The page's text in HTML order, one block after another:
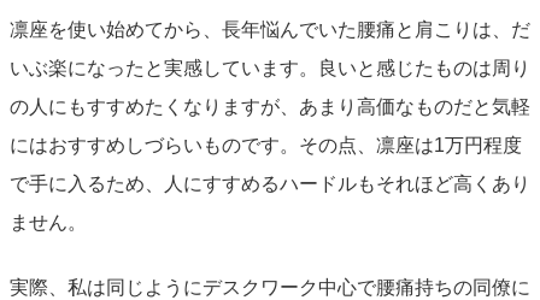
凛座を使い始めてから、長年悩んでいた腰痛と肩こりは、だ
いぶ楽になったと実感しています。良いと感じたものは周り
の人にもすすめたくなりますが、あまり高価なものだと気軽
にはおすすめしづらいものです。その点、凛座は1万円程度
で手に入るため、人にすすめるハードルもそれほど高くあり
ません。
実際、私は同じようにデスクワーク中心で腰痛持ちの同僚に